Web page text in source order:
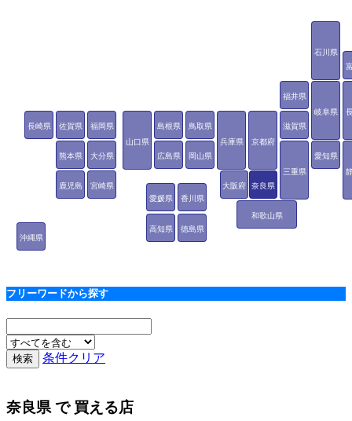
石川県
福井県
岐阜県
愛知県
三重県
滋賀県
京都府
大阪府
兵庫県
奈良県
和歌山県
鳥取県
島根県
岡山県
広島県
山口県
徳島県
香川県
愛媛県
高知県
福岡県
佐賀県
長崎県
熊本県 大分県
宮崎県
鹿児島
沖縄県
フリーワードから探す
条件クリア
奈良県 で 買える店